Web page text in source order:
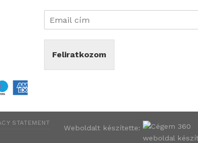
Feliratkozom
Weboldalt készítette:
STATEMENT